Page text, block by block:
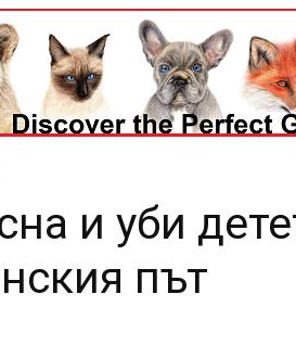
и уби
път